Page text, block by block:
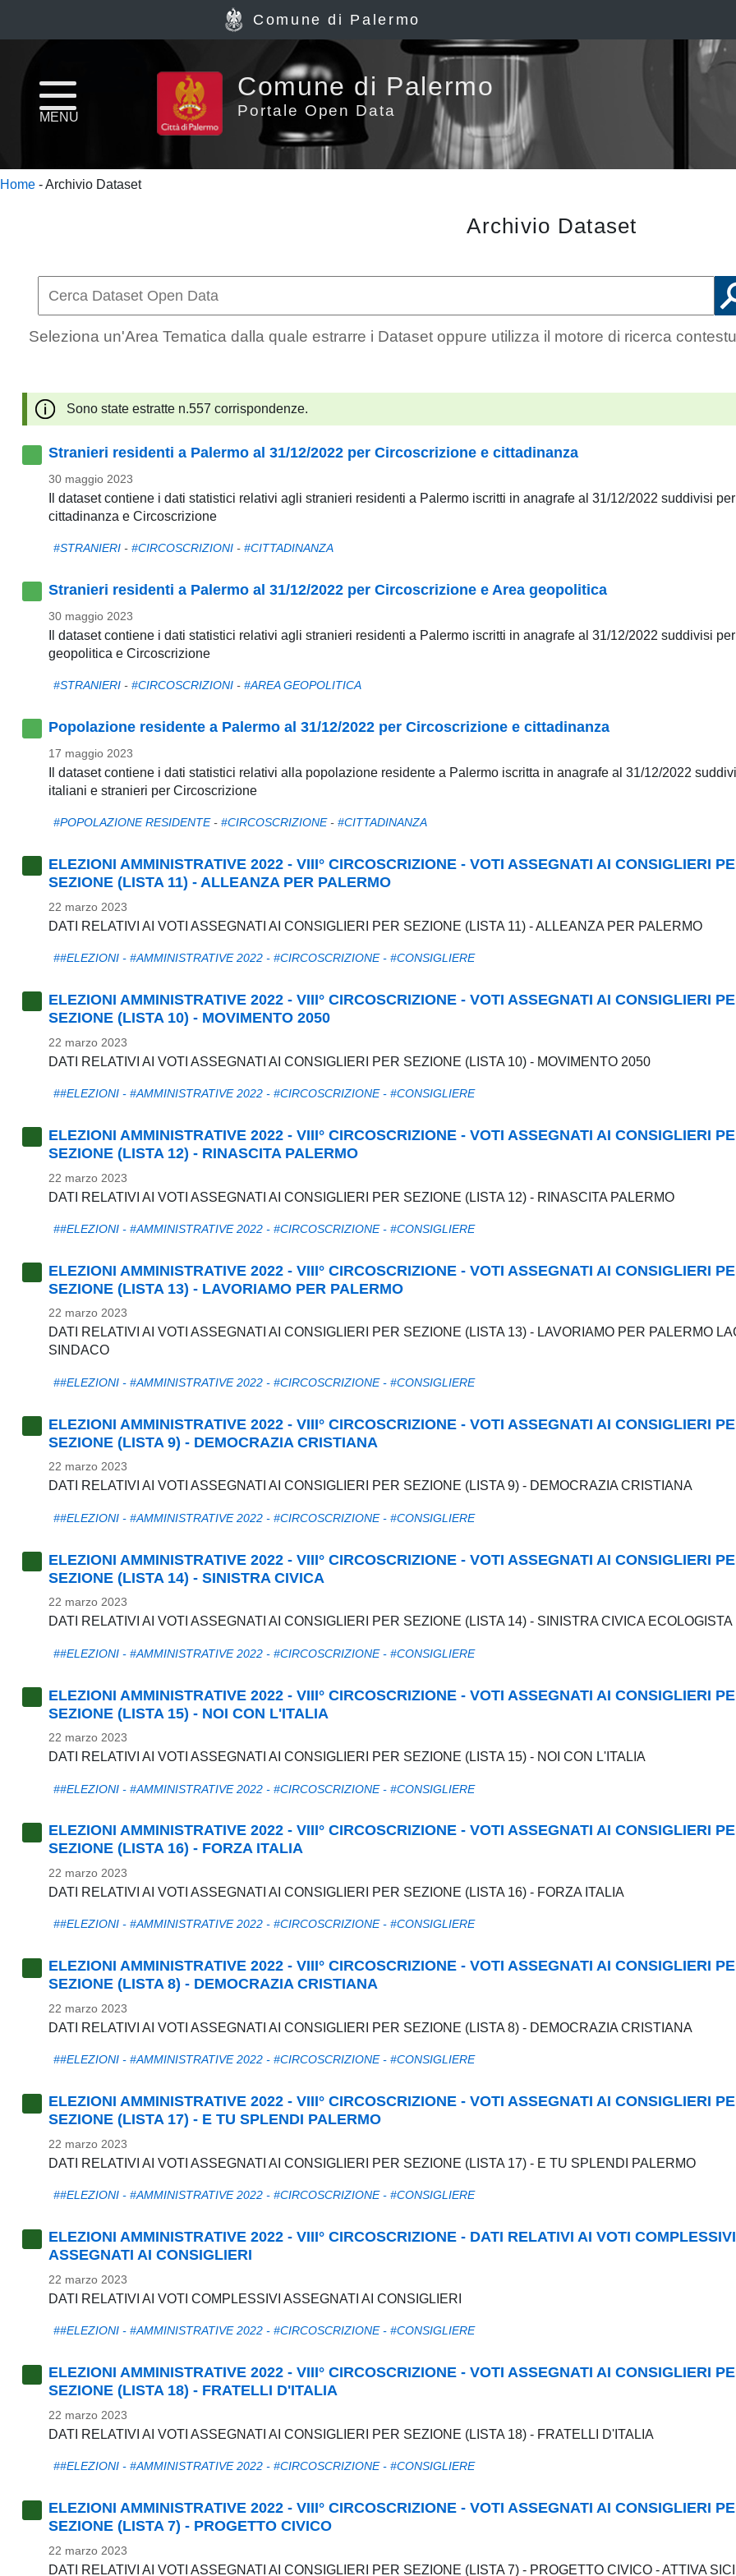
Home
page
Archivio
dataset
Report
Archivio
Documenti
Linee
Data
Comune di Palermo
MENU
Comune di Palermo
Portale Open Data
Home - Archivio Dataset
Archivio Dataset
Seleziona un'Area Tematica dalla quale estrarre i Dataset oppure utilizza il motore di ricerca
Sono state estratte n.557 corrispondenze.
Stranieri residenti a Palermo al 31/12/2022 per Circoscrizione e cittadinanza
30 maggio 2023
Il dataset contiene i dati statistici relativi agli stranieri residenti a Palermo iscritti in anagrafe al 31/12/2022 suddivisi per
cittadinanza e Circoscrizione
#STRANIERI -#CIRCOSCRIZIONI -#CITTADINANZA
Stranieri residenti a Palermo al 31/12/2022 per Circoscrizione e Area geopolitica
30 maggio 2023
Il dataset contiene i dati statistici relativi agli stranieri residenti a Palermo iscritti in anagrafe al 31/12/2022 suddivisi
geopolitica e Circoscrizione
#STRANIERI -#CIRCOSCRIZIONI -#AREA GEOPOLITICA
Popolazione residente a Palermo al 31/12/2022 per Circoscrizione e cittadinanza
17 maggio 2023
Il dataset contiene i dati statistici relativi alla popolazione residente a Palermo iscritta in anagrafe al 31/12/2022
italiani e stranieri per Circoscrizione
#POPOLAZIONE RESIDENTE-#CIRCOSCRIZIONE-#CITTADINANZA
ELEZIONI AMMINISTRATIVE 2022 - VIII° CIRCOSCRIZIONE - VOTI ASSEGNATI AI CONSIGLIERI
SEZIONE (LISTA 11) - ALLEANZA PER PALERMO
22 marzo 2023
DATI RELATIVI AI VOTI ASSEGNATI AI CONSIGLIERI PER SEZIONE (LISTA 11) - ALLEANZA PER PALERMO
##ELEZIONI - #AMMINISTRATIVE 2022 - #CIRCOSCRIZIONE - #CONSIGLIERE
ELEZIONI AMMINISTRATIVE 2022 - VIII° CIRCOSCRIZIONE - VOTI ASSEGNATI AI CONSIGLIERI
SEZIONE (LISTA 10) - MOVIMENTO 2050
22 marzo 2023
DATI RELATIVI AI VOTI ASSEGNATI AI CONSIGLIERI PER SEZIONE (LISTA 10) - MOVIMENTO 2050
##ELEZIONI - #AMMINISTRATIVE 2022 - #CIRCOSCRIZIONE - #CONSIGLIERE
ELEZIONI AMMINISTRATIVE 2022 - VIII° CIRCOSCRIZIONE - VOTI ASSEGNATI AI CONSIGLIERI
SEZIONE (LISTA 12) - RINASCITA PALERMO
22 marzo 2023
DATI RELATIVI AI VOTI ASSEGNATI AI CONSIGLIERI PER SEZIONE (LISTA 12) - RINASCITA PALERMO
##ELEZIONI - #AMMINISTRATIVE 2022 - #CIRCOSCRIZIONE - #CONSIGLIERE
ELEZIONI AMMINISTRATIVE 2022 - VIII° CIRCOSCRIZIONE - VOTI ASSEGNATI AI CONSIGLIERI
SEZIONE (LISTA 13) - LAVORIAMO PER PALERMO
22 marzo 2023
DATI RELATIVI AI VOTI ASSEGNATI AI CONSIGLIERI PER SEZIONE (LISTA 13) - LAVORIAMO PER PALERMO
SINDACO
##ELEZIONI - #AMMINISTRATIVE 2022 - #CIRCOSCRIZIONE - #CONSIGLIERE
ELEZIONI AMMINISTRATIVE 2022 - VIII° CIRCOSCRIZIONE - VOTI ASSEGNATI AI CONSIGLIERI
SEZIONE (LISTA 9) - DEMOCRAZIA CRISTIANA
22 marzo 2023
DATI RELATIVI AI VOTI ASSEGNATI AI CONSIGLIERI PER SEZIONE (LISTA 9) - DEMOCRAZIA CRISTIANA
##ELEZIONI - #AMMINISTRATIVE 2022 - #CIRCOSCRIZIONE - #CONSIGLIERE
ELEZIONI AMMINISTRATIVE 2022 - VIII° CIRCOSCRIZIONE - VOTI ASSEGNATI AI CONSIGLIERI
SEZIONE (LISTA 14) - SINISTRA CIVICA
22 marzo 2023
DATI RELATIVI AI VOTI ASSEGNATI AI CONSIGLIERI PER SEZIONE (LISTA 14) - SINISTRA CIVICA ECOLOGISTA
##ELEZIONI - #AMMINISTRATIVE 2022 - #CIRCOSCRIZIONE - #CONSIGLIERE
ELEZIONI AMMINISTRATIVE 2022 - VIII° CIRCOSCRIZIONE - VOTI ASSEGNATI AI CONSIGLIERI
SEZIONE (LISTA 15) - NOI CON L'ITALIA
22 marzo 2023
DATI RELATIVI AI VOTI ASSEGNATI AI CONSIGLIERI PER SEZIONE (LISTA 15) - NOI CON L'ITALIA
##ELEZIONI - #AMMINISTRATIVE 2022 - #CIRCOSCRIZIONE - #CONSIGLIERE
ELEZIONI AMMINISTRATIVE 2022 - VIII° CIRCOSCRIZIONE - VOTI ASSEGNATI AI CONSIGLIERI
SEZIONE (LISTA 16) - FORZA ITALIA
22 marzo 2023
DATI RELATIVI AI VOTI ASSEGNATI AI CONSIGLIERI PER SEZIONE (LISTA 16) - FORZA ITALIA
##ELEZIONI - #AMMINISTRATIVE 2022 - #CIRCOSCRIZIONE - #CONSIGLIERE
ELEZIONI AMMINISTRATIVE 2022 - VIII° CIRCOSCRIZIONE - VOTI ASSEGNATI AI CONSIGLIERI
SEZIONE (LISTA 8) - DEMOCRAZIA CRISTIANA
22 marzo 2023
DATI RELATIVI AI VOTI ASSEGNATI AI CONSIGLIERI PER SEZIONE (LISTA 8) - DEMOCRAZIA CRISTIANA
##ELEZIONI - #AMMINISTRATIVE 2022 - #CIRCOSCRIZIONE - #CONSIGLIERE
ELEZIONI AMMINISTRATIVE 2022 - VIII° CIRCOSCRIZIONE - VOTI ASSEGNATI AI CONSIGLIERI
SEZIONE (LISTA 17) - E TU SPLENDI PALERMO
22 marzo 2023
DATI RELATIVI AI VOTI ASSEGNATI AI CONSIGLIERI PER SEZIONE (LISTA 17) - E TU SPLENDI PALERMO
##ELEZIONI - #AMMINISTRATIVE 2022 - #CIRCOSCRIZIONE - #CONSIGLIERE
ELEZIONI AMMINISTRATIVE 2022 - VIII° CIRCOSCRIZIONE - DATI RELATIVI AI VOTI COMPLESSIVI
ASSEGNATI AI CONSIGLIERI
22 marzo 2023
DATI RELATIVI AI VOTI COMPLESSIVI ASSEGNATI AI CONSIGLIERI
##ELEZIONI - #AMMINISTRATIVE 2022 - #CIRCOSCRIZIONE - #CONSIGLIERE
ELEZIONI AMMINISTRATIVE 2022 - VIII° CIRCOSCRIZIONE - VOTI ASSEGNATI AI CONSIGLIERI
SEZIONE (LISTA 18) - FRATELLI D'ITALIA
22 marzo 2023
DATI RELATIVI AI VOTI ASSEGNATI AI CONSIGLIERI PER SEZIONE (LISTA 18) - FRATELLI D'ITALIA
##ELEZIONI - #AMMINISTRATIVE 2022 - #CIRCOSCRIZIONE - #CONSIGLIERE
ELEZIONI AMMINISTRATIVE 2022 - VIII° CIRCOSCRIZIONE - VOTI ASSEGNATI AI CONSIGLIERI
SEZIONE (LISTA 7) - PROGETTO CIVICO
22 marzo 2023
DATI RELATIVI AI VOTI ASSEGNATI AI CONSIGLIERI PER SEZIONE (LISTA 7) - PROGETTO CIVICO - ATTIVA